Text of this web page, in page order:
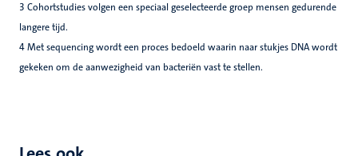
3 Cohortstudies volgen een speciaal geselecteerde groep mensen gedurende
langere tijd.
4 Met sequencing wordt een proces bedoeld waarin naar stukjes DNA wordt
gekeken om de aanwezigheid van bacteriën vast te stellen.